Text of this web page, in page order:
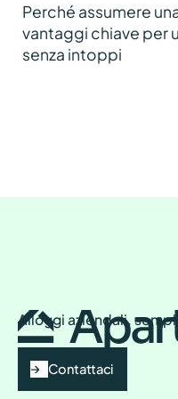
Perché assumere
vantaggi chiave per
senza intoppi
Alloggi aziendali,
Contattaci